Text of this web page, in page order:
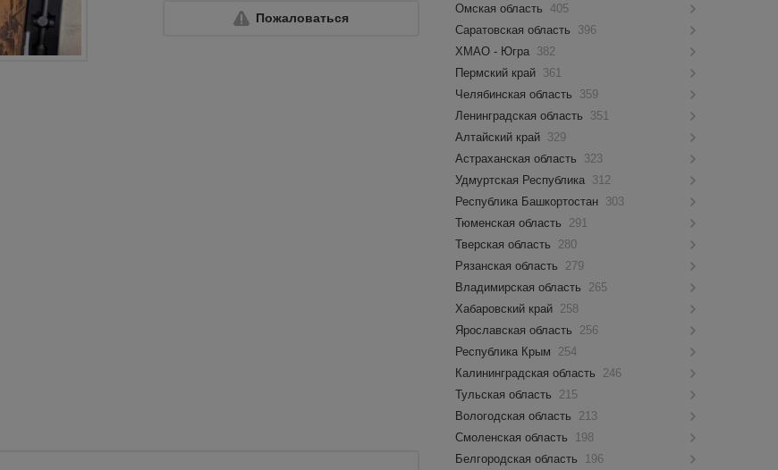
Пожаловаться
Омская область
405
Саратовская область
396
ХМАО - Югра 382
Пермский край 361
Челябинская область
359
Ленинградская область
351
Алтайский край 329
Астраханская область
323
Удмуртская Республика 312
Республика Башкортостан 303
Тюменская область
291
Тверская область
280
Рязанская область
279
Владимирская область
265
Хабаровский край 258
Ярославская область
256
Республика Крым
254
Калининградская область
246
Тульская область
215
Вологодская область
213
Смоленская область
198
Белгородская область
196